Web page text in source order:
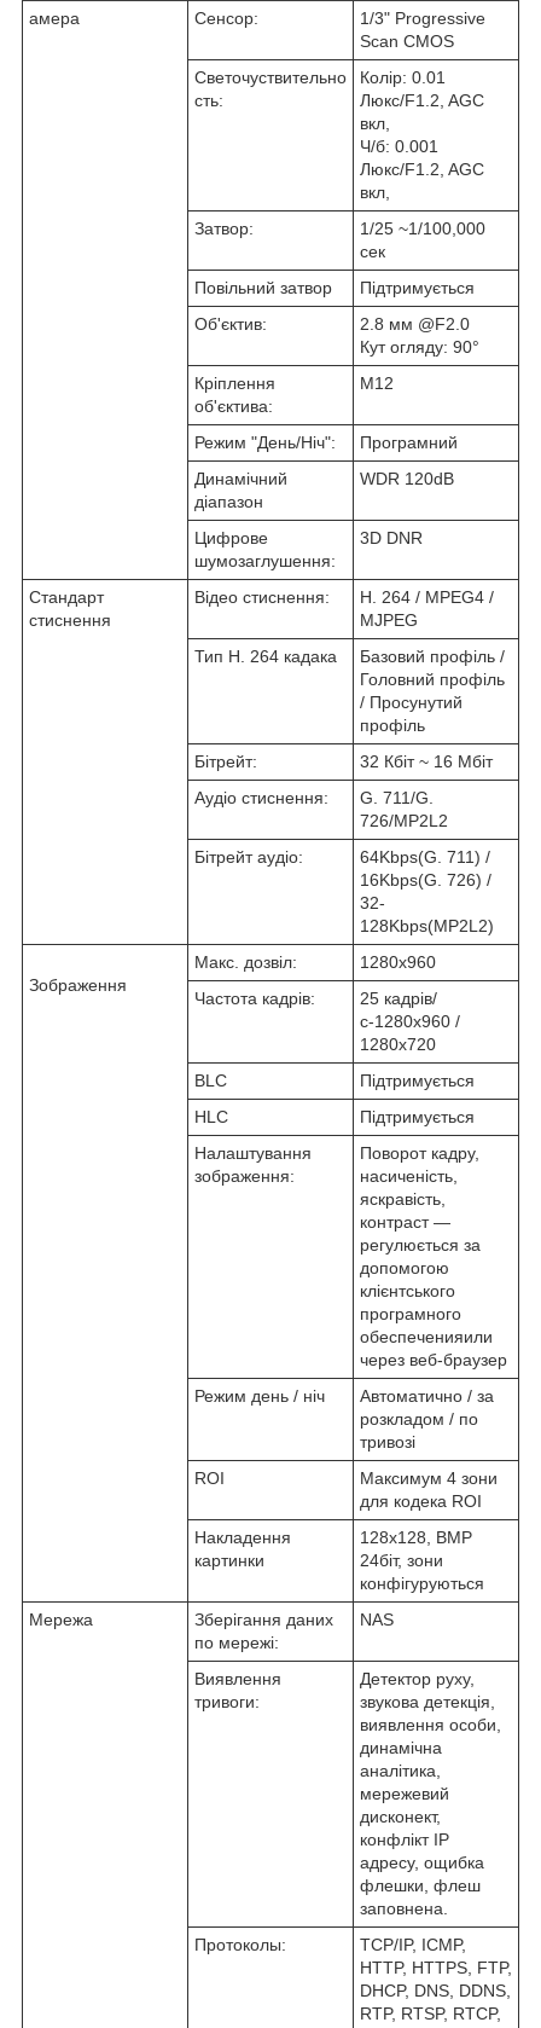
амера Сенсор:
1/3" Progressive
Scan CMOS
Светочуствительно
сть:
Колір: 0.01
Люкс/F1.2, AGC
вкл,
Ч/б: 0.001
Люкс/F1.2, AGC
вкл,
Затвор:
1/25 ~1/100,000
сек
Повільний затвор
Підтримується
Об'єктив:
2.8 мм @F2.0
Кут огляду: 90°
Кріплення
об'єктива:
М12
Режим "День/Ніч":
Програмний
Динамічний
діапазон
WDR 120dB
Цифрове
шумозаглушення:
3D DNR
Стандарт
стиснення
Відео стиснення:
H. 264 / MPEG4 /
MJPEG
Тип H. 264 кадака
Базовий профіль /
Головний профіль
/ Просунутий
профіль
Бітрейт:
32 Кбіт ~ 16 Мбіт
Аудіо стиснення:
G. 711/G.
726/MP2L2
Бітрейт аудіо:
64Kbps(G. 711) /
16Kbps(G. 726) /
32-
128Kbps(MP2L2)
Зображення
Макс. дозвіл:
1280x960
Частота кадрів:
25 кадрів/
с-1280x960 /
1280х720
BLC
Підтримується
HLC
Підтримується
Налаштування
зображення:
Поворот кадру,
насиченість,
яскравість,
контраст ―
регулюється за
допомогою
клієнтського
програмного
обеспеченияили
через веб-браузер
Режим день / ніч
Автоматично / за
розкладом / по
тривозі
ROI
Максимум 4 зони
для кодека ROI
Накладення
картинки
128х128, BMP
24біт, зони
конфігуруються
Мережа
Зберігання даних
по мережі:
NAS
Виявлення
тривоги:
Детектор руху,
звукова детекція,
виявлення особи,
динамічна
аналітика,
мережевий
дисконект,
конфлікт IP
адресу, ощибка
флешки, флеш
заповнена.
Протоколы:
TCP/IP, ICMP,
HTTP, HTTPS, FTP,
DHCP, DNS, DDNS,
RTP, RTSP, RTCP,